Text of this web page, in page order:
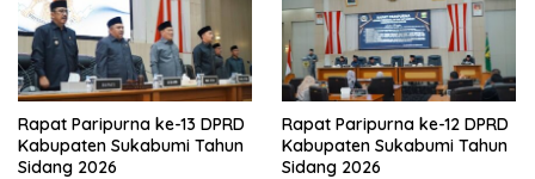
Rapat Paripurna ke-13 DPRD
Kabupaten Sukabumi Tahun
Sidang 2026
Rapat Paripurna ke-12 DPRD
Kabupaten Sukabumi Tahun
Sidang 2026